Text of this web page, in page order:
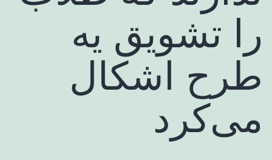
را تشویق یه
طرح اشکال
می‌کرد